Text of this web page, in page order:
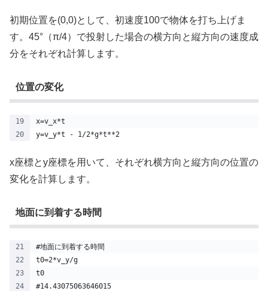
初期位置を(0,0)として、初速度100で物体を打ち上げま
す。45°（π/4）で投射した場合の横方向と縦方向の速度成
分をそれぞれ計算します。
位置の変化
x=v_x*t
y=v_y*t - 1/2*g*t**2
x座標とy座標を用いて、それぞれ横方向と縦方向の位置の
変化を計算します。
地面に到着する時間
#地面に到着する時間
t0=2*v_y/g
t0
#14.43075063646015